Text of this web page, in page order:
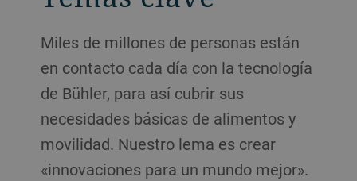
Miles de millones de personas están
en contacto cada día con la tecnología
de Bühler, para así cubrir sus
necesidades básicas de alimentos y
movilidad. Nuestro lema es crear
«innovaciones para un mundo mejor».